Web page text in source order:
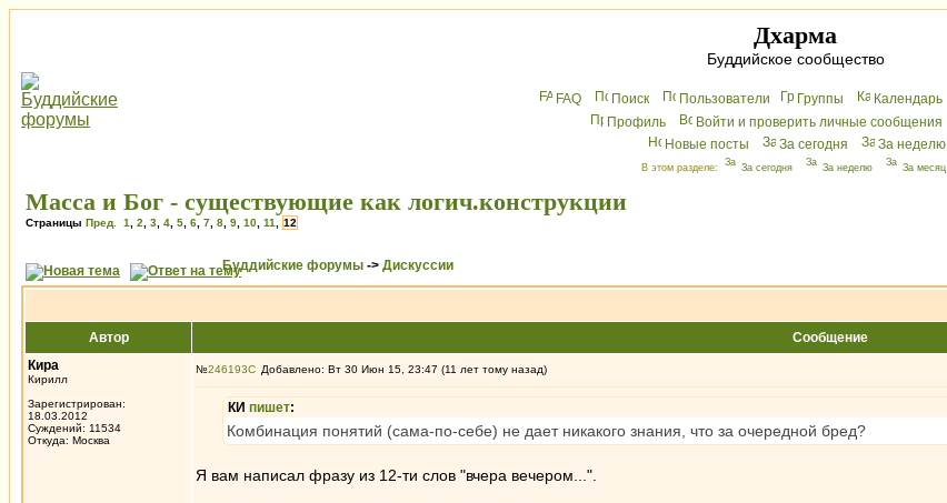
Дхарма
Буддийское сообщество
FAQ Поиск Пользователи Группы Календарь
Профиль
Войти и проверить личные сообщения
Новые посты
За сегодня За неделю
В этом разделе: За сегодня За неделю За месяц
Масса и Бог - существующие как логич.конструкции
Страницы Пред. 1 2 3 4 5 6 7 8 9 10 11 12
Буддийские форумы -> Дискуссии
Автор
Сообщение
Кира
Кирилл
Зарегистрирован:
18.03.2012
Суждений: 11534
Откуда: Москва
№246193 Добавлено: Вт 30 Июн 15, 23:47 (11 лет тому назад)
КИ пишет:
Комбинация понятий (сама-по-себе) не дает никакого знания, что за очередной бред?
Я вам написал фразу из 12-ти слов "вчера вечером...".